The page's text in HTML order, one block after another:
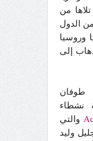
من
الدول
وروسيا
إلى
طوفان
نشطاء
والتي
وليد